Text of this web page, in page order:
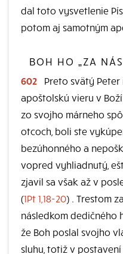
dal toto vysvetlenie
potom aj samotným
BOH HO „ZA
602
Preto svätý
apoštolskú vieru v
zo svojho márneho
otcoch, boli ste
bezúhonného a
vopred vyhliadnutý,
zjavil sa však až v
(1Pt 1,18-20) . Trestom
následkom dedičného
že Boh poslal svojho
sluhu, totiž v